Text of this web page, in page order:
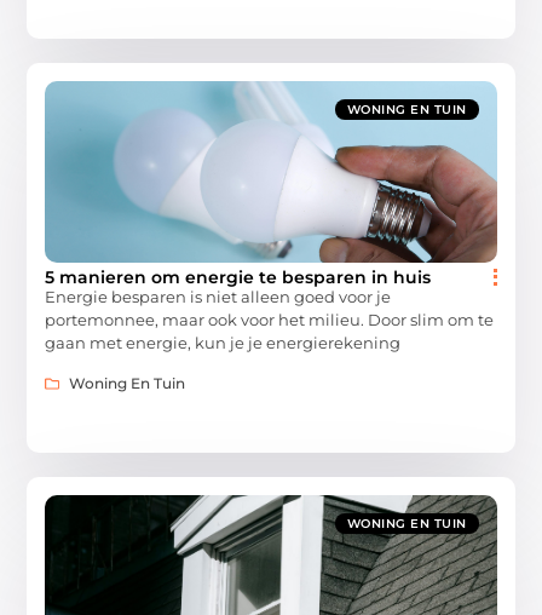
WONING EN TUIN
5 manieren om energie te besparen in huis
Energie besparen is niet alleen goed voor je
portemonnee, maar ook voor het milieu. Door slim om te
gaan met energie, kun je je energierekening
Woning En Tuin
WONING EN TUIN